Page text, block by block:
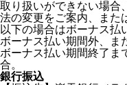
取り扱いができない場合
法の変更をご案内、また
以下の場合はボーナス払
ボーナス払い期間外、ま
ボーナス払い期間終了ま
合。
銀行振込